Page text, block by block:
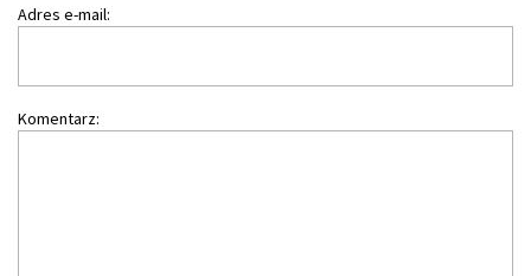
Adres e-mail:
Komentarz: